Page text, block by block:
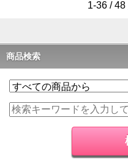
1-36 / 48
商品検索